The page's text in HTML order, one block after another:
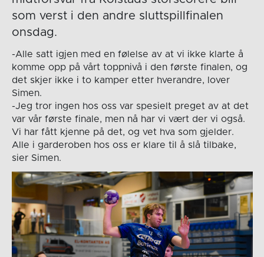
som verst i den andre sluttspillfinalen
onsdag.
-Alle satt igjen med en følelse av at vi ikke klarte å
komme opp på vårt toppnivå i den første finalen, og
det skjer ikke i to kamper etter hverandre, lover
Simen.
-Jeg tror ingen hos oss var spesielt preget av at det
var vår første finale, men nå har vi vært der vi også.
Vi har fått kjenne på det, og vet hva som gjelder.
Alle i garderoben hos oss er klare til å slå tilbake,
sier Simen.